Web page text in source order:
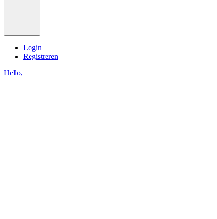
Login
Registreren
Hello,